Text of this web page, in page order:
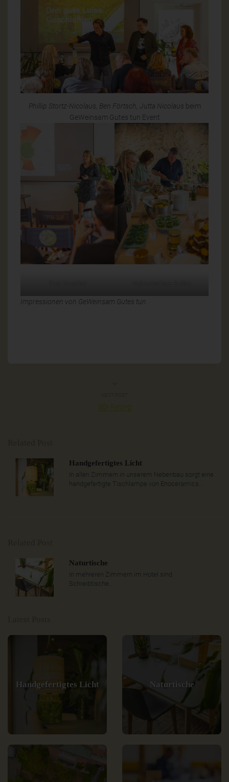
Phillip Stortz-Nicolaus, Ben Förtsch, Jutta Nicolaus beim
GeWeinsam Gutes tun Event
Tina Teucher Kulinarisches Buffet
Impressionen von GeWeinsam Gutes tun
SDI Rating
Handgefertigtes Licht
In allen Zimmern in unserem Nebenbau sorgt eine
handgefertigte Tischlampe von Enoceramics..
Naturtische
In mehreren Zimmern im Hotel sind
Schreibtische..
Handgefertigtes Licht Naturtische